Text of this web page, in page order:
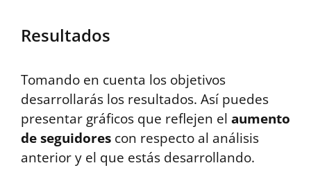
Resultados
Tomando en cuenta los objetivos
desarrollarás los resultados. Así puedes
presentar gráficos que reflejen el aumento
de seguidores con respecto al análisis
anterior y el que estás desarrollando.